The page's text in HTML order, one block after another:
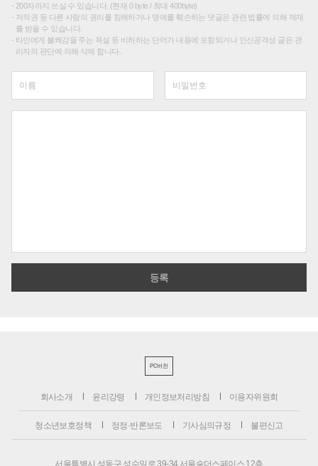
200자까지 쓰실 수 있습니다. (현재 0 byte / 최대 400byte)
저작권 등 다른 사람의 권리를 침해하거나 명예를 훼손하는 댓글은 관련 법률에 의해 제재
를 받을 수 있습니다.
타인에게 불쾌감을 주는 욕설 등 비하하는 단어가 내용에 포함되거나 인신공격성 글은 관
리자의 판단에 의해 삭제 합니다.
PC버전
회사소개 윤리강령 개인정보처리방침 이용자위원회
청소년보호정책 정정·반론보도 기사심의규정 불편신고
서울특별시 성동구 성수일로 39-34 서울숲더스페이스 12층